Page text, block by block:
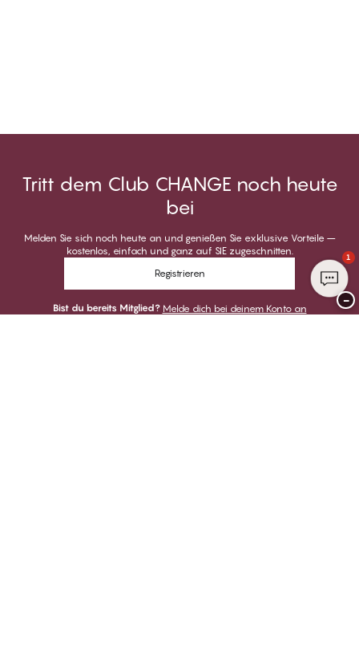
Tritt dem Club CHANGE noch heute
bei
Melden Sie sich noch heute an und genießen Sie exklusive Vorteile –
kostenlos, einfach und ganz auf SIE zugeschnitten.
Registrieren
Bist du bereits Mitglied? Melde dich bei deinem Konto an
1
−